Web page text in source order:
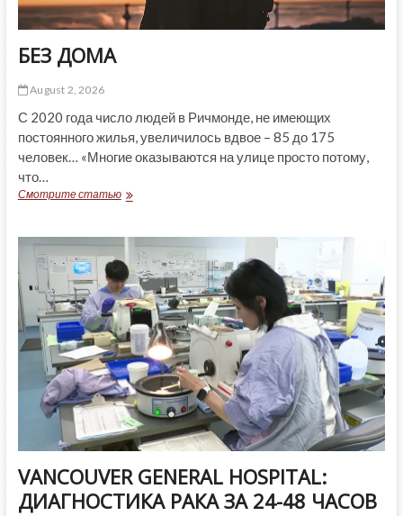
БЕЗ ДОМА
August 2, 2026
С 2020 года число людей в Ричмонде, не имеющих
постоянного жилья, увеличилось вдвое – 85 до 175
человек… «Многие оказываются на улице просто потому,
что…
Смотрите статьюБЕЗ
VANCOUVER GENERAL HOSPITAL:
ДИАГНОСТИКА РАКА ЗА 24-48 ЧАСОВ